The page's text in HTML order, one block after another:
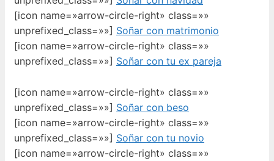
[icon name=»arrow-circle-right» class=»»
unprefixed_class=»»] Soñar con matrimonio
[icon name=»arrow-circle-right» class=»»
unprefixed_class=»»] Soñar con tu ex pareja
[icon name=»arrow-circle-right» class=»»
unprefixed_class=»»] Soñar con beso
[icon name=»arrow-circle-right» class=»»
unprefixed_class=»»] Soñar con tu novio
[icon name=»arrow-circle-right» class=»»